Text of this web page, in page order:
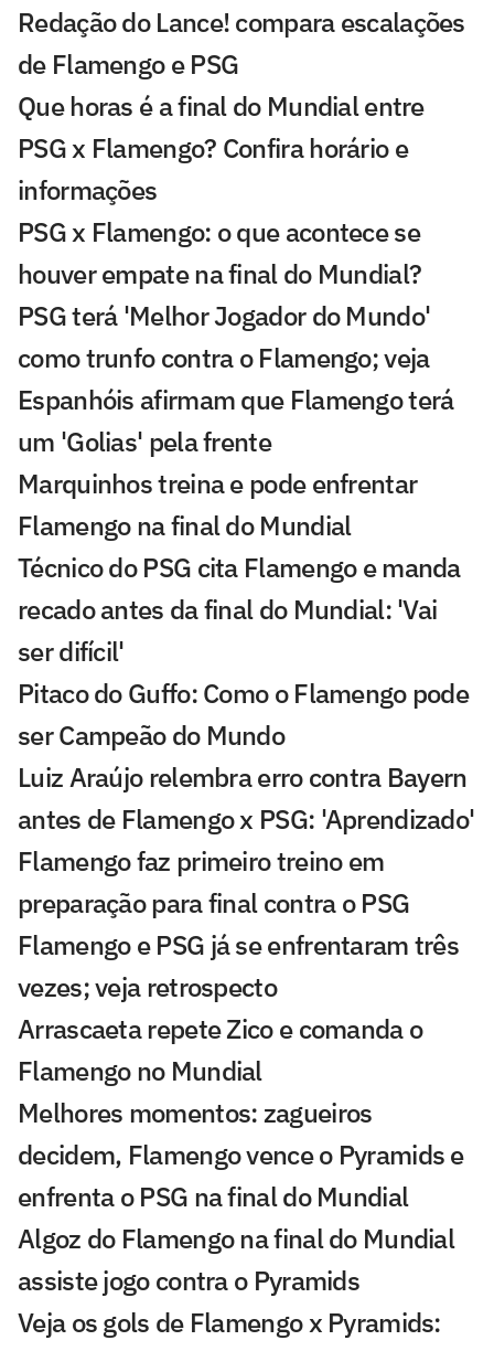
Redação do Lance! compara escalações
de Flamengo e PSG
Que horas é a final do Mundial entre
PSG x Flamengo? Confira horário e
informações
PSG x Flamengo: o que acontece se
houver empate na final do Mundial?
PSG terá 'Melhor Jogador do Mundo'
como trunfo contra o Flamengo; veja
Espanhóis afirmam que Flamengo terá
um 'Golias' pela frente
Marquinhos treina e pode enfrentar
Flamengo na final do Mundial
Técnico do PSG cita Flamengo e manda
recado antes da final do Mundial: 'Vai
ser difícil'
Pitaco do Guffo: Como o Flamengo pode
ser Campeão do Mundo
Luiz Araújo relembra erro contra Bayern
antes de Flamengo x PSG: 'Aprendizado'
Flamengo faz primeiro treino em
preparação para final contra o PSG
Flamengo e PSG já se enfrentaram três
vezes; veja retrospecto
Arrascaeta repete Zico e comanda o
Flamengo no Mundial
Melhores momentos: zagueiros
decidem, Flamengo vence o Pyramids e
enfrenta o PSG na final do Mundial
Algoz do Flamengo na final do Mundial
assiste jogo contra o Pyramids
Veja os gols de Flamengo x Pyramids: